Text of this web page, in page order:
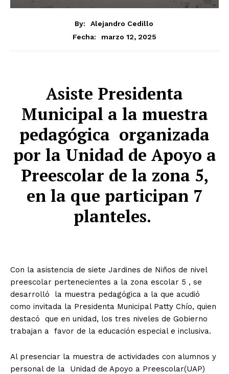
By:
Alejandro Cedillo
Fecha:
marzo 12, 2025
Asiste Presidenta
Municipal a la muestra
pedagógica organizada
por la Unidad de Apoyo a
Preescolar de la zona 5,
en la que participan 7
planteles.
Con la asistencia de siete Jardines de Niños de nivel
preescolar pertenecientes a la zona escolar 5 , se
desarrolló la muestra pedagógica a la que acudió
como invitada la Presidenta Municipal Patty Chío, quien
destacó que en unidad, los tres niveles de Gobierno
trabajan a favor de la educación especial e inclusiva.
Al presenciar la muestra de actividades con alumnos y
personal de la Unidad de Apoyo a Preescolar(UAP)